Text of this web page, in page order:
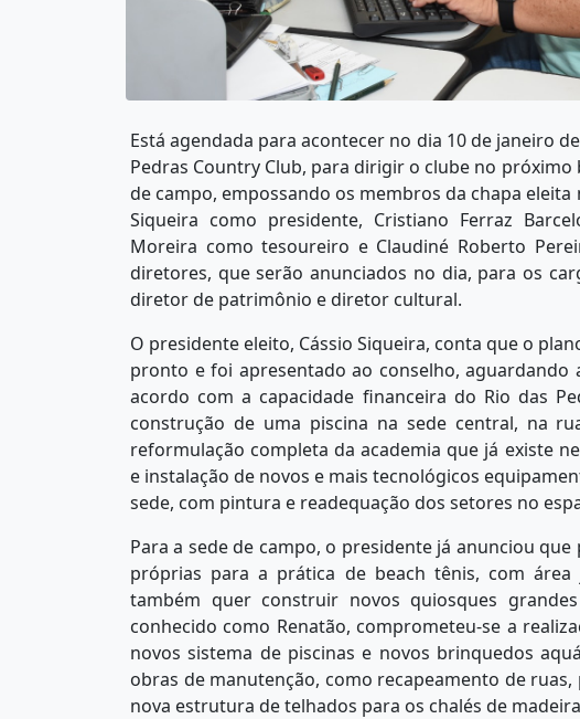
Está agendada para acontecer no dia 10 de janeiro
Pedras Country Club, para dirigir o clube no próximo
de campo, empossando os membros da chapa
Siqueira como presidente, Cristiano Ferraz
Moreira como tesoureiro e Claudiné Roberto
diretores, que serão anunciados no dia, para os
diretor de patrimônio e diretor cultural.
O presidente eleito, Cássio Siqueira, conta que o
pronto e foi apresentado ao conselho,
acordo com a capacidade financeira do Rio das
construção de uma piscina na sede central, na
reformulação completa da academia que já existe
e instalação de novos e mais tecnológicos
sede, com pintura e readequação dos setores no
Para a sede de campo, o presidente já anunciou
próprias para a prática de beach tênis, com
também quer construir novos quiosques
conhecido como Renatão, comprometeu-se a
novos sistema de piscinas e novos brinquedos
obras de manutenção, como recapeamento de
nova estrutura de telhados para os chalés de